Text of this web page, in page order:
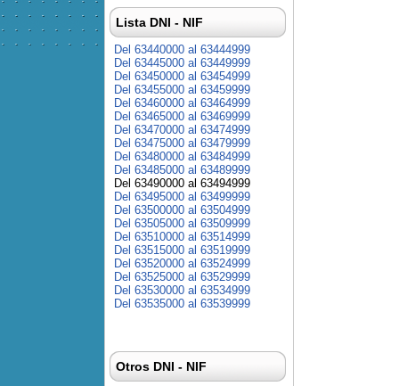
Lista DNI - NIF
Del 63440000 al 63444999
Del 63445000 al 63449999
Del 63450000 al 63454999
Del 63455000 al 63459999
Del 63460000 al 63464999
Del 63465000 al 63469999
Del 63470000 al 63474999
Del 63475000 al 63479999
Del 63480000 al 63484999
Del 63485000 al 63489999
Del 63490000 al 63494999
Del 63495000 al 63499999
Del 63500000 al 63504999
Del 63505000 al 63509999
Del 63510000 al 63514999
Del 63515000 al 63519999
Del 63520000 al 63524999
Del 63525000 al 63529999
Del 63530000 al 63534999
Del 63535000 al 63539999
Otros DNI - NIF